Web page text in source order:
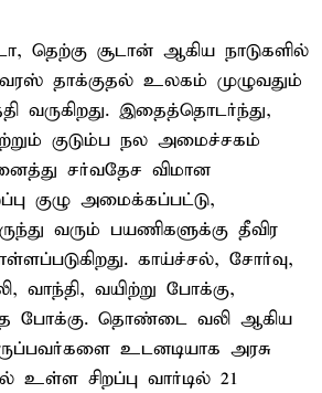
தெற்கு சூடான் ஆகிய நாடுகளில்
தாக்குதல் உலகம் முழுவதும்
வருகிறது. இதைத்தொடர்ந்து,
குடும்ப நல அமைச்சகம்
சர்வதேச விமான
குழு அமைக்கப்பட்டு,
வரும் பயணிகளுக்கு தீவிர
காய்ச்சல், சோர்வு,
வாந்தி, வயிற்று போக்கு,
போக்கு. தொண்டை வலி ஆகிய
உடனடியாக அரசு
உள்ள சிறப்பு வார்டில் 21